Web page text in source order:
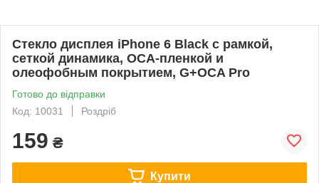
Стекло дисплея iPhone 6 Black с рамкой,
сеткой динамика, OCA-пленкой и
олеофобным покрытием, G+OCA Pro
Готово до відправки
Код: 10031
Роздріб
159 ₴
Купити